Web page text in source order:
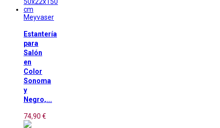
Meyvaser
Estantería
para
Salón
en
Color
Sonoma
y
Negro,...
74,90 €